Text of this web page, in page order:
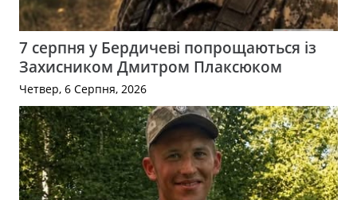
7 серпня у Бердичеві попрощаються із
Захисником Дмитром Плаксюком
Четвер, 6 Серпня, 2026